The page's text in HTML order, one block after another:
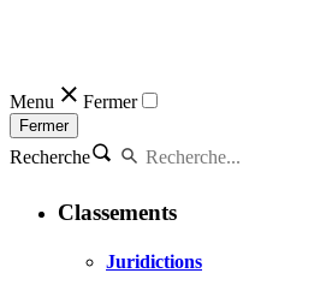
Menu Fermer
Fermer
Recherche
Classements
Juridictions